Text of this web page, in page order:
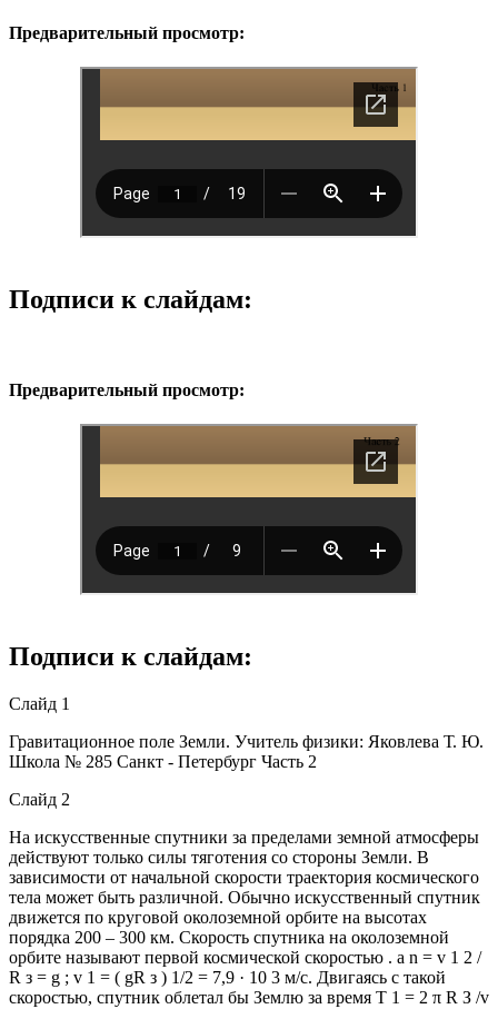
Предварительный просмотр:
Подписи к слайдам:
Предварительный просмотр:
Подписи к слайдам:
Слайд 1
Гравитационное поле Земли. Учитель физики: Яковлева Т. Ю.
Школа № 285 Санкт - Петербург Часть 2
Слайд 2
На искусственные спутники за пределами земной атмосферы
действуют только силы тяготения со стороны Земли. В
зависимости от начальной скорости траектория космического
тела может быть различной. Обычно искусственный спутник
движется по круговой околоземной орбите на высотах
порядка 200 – 300 км. Скорость спутника на околоземной
орбите называют первой космической скоростью . a n = v 1 2 /
R з = g ; v 1 = ( gR з ) 1/2 = 7,9 · 10 3 м/с. Двигаясь с такой
скоростью, спутник облетал бы Землю за время Т 1 = 2 π R З /v